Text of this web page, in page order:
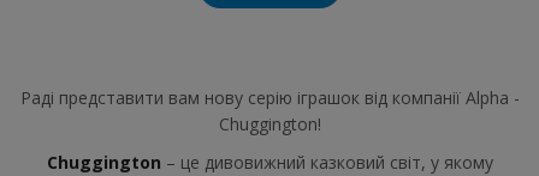
Раді представити вам нову серію іграшок від компанії Alpha -
Chuggington!
Chuggington – це дивовижний казковий світ, у якому